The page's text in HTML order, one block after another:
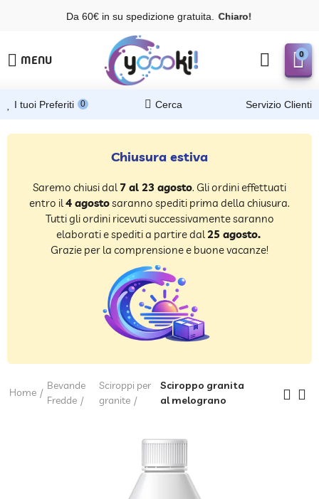
Da 60€ in su spedizione gratuita. aro!
Yoo
MENU 0
I tuoi Preferiti 0 Cerca Servizio Clienti
Chiusura estiva
Saremo chiusi dal 7 al 23 agosto. Gli ordini effettuati
entro il4 agostosaranno spediti prima della chiusura.
Tutti gli ordini ricevuti successivamente saranno
elaborati e spediti a partire dal25 agosto.
Grazie per la comprensione e buone vacanze!
Home
Bevande
Fredde
Sciroppi per
granite
Sciroppo granita
al melograno